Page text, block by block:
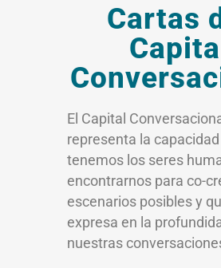
Cartas
Capital
El Capital
representa la
tenemos los seres
encontrarnos para co-
escenarios posibles y
expresa en la
nuestras